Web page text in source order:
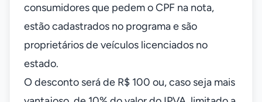
consumidores que pedem o CPF na nota,
estão cadastrados no programa e são
proprietários de veículos licenciados no
estado.
O desconto será de R$ 100 ou, caso seja mais